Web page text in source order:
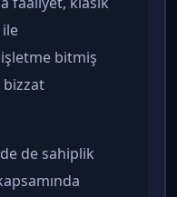
işletme bitmiş
bizzat
de sahiplik